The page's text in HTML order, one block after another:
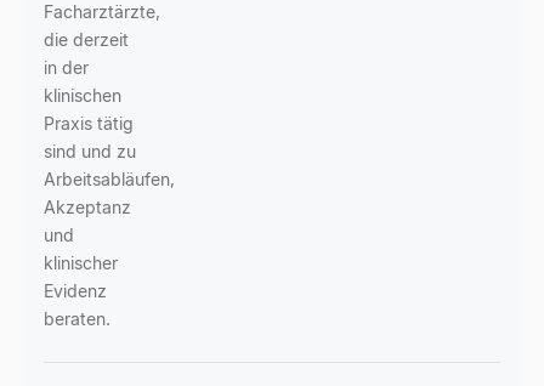
Facharztärzte,
die derzeit
in der
klinischen
Praxis tätig
sind und zu
Arbeitsabläufen,
Akzeptanz
und
klinischer
Evidenz
beraten.